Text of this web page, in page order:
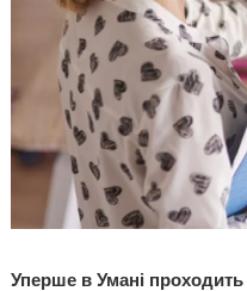
Уперше в Умані